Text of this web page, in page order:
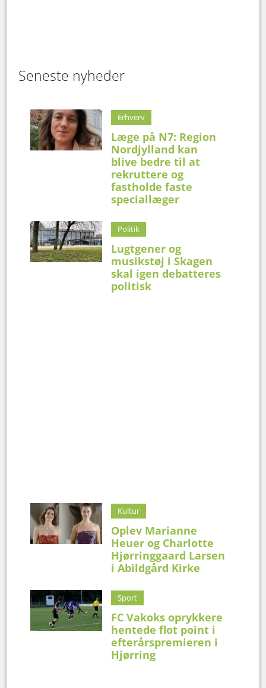
Seneste nyheder
Erhverv
Læge på N7: Region
Nordjylland kan
blive bedre til at
rekruttere og
fastholde faste
speciallæger
Politik
Lugtgener og
musikstøj i Skagen
skal igen debatteres
politisk
Kultur
Oplev Marianne
Heuer og Charlotte
Hjørringgaard Larsen
i Abildgård Kirke
Sport
FC Vakoks oprykkere
hentede flot point i
efterårspremieren i
Hjørring